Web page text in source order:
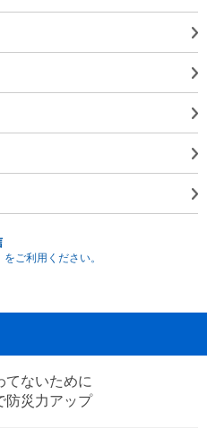
ご利用ください。
てないために
防災力アップ